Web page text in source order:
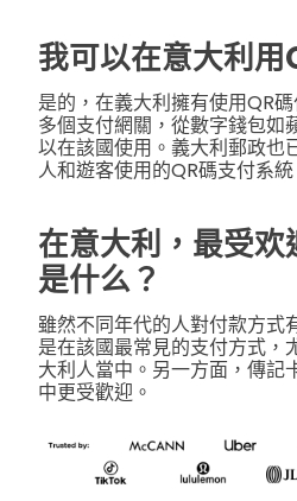
我可以在意大利用
是的，在義大利擁有使用QR
多個支付網關，從數字錢包如
以在該國使用。義大利郵政也
人和遊客使用的QR碼支付系統
在意大利，最受
是什么？
雖然不同年代的人對付款方式
是在該國最常見的支付方式，
大利人當中。另一方面，傳記
中更受歡迎。